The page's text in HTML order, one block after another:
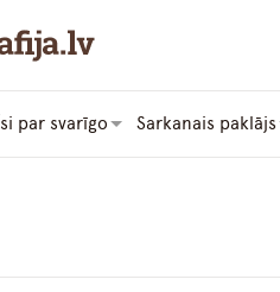
Īsi par svarīgo Sarkanais paklājs